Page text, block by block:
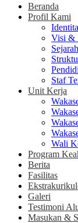
Beranda
Profil Kami
Visi &
Staf
Unit Kerja
Wali
Program
Berita
Fasilitas
Galeri
Testimoni
Masukan &